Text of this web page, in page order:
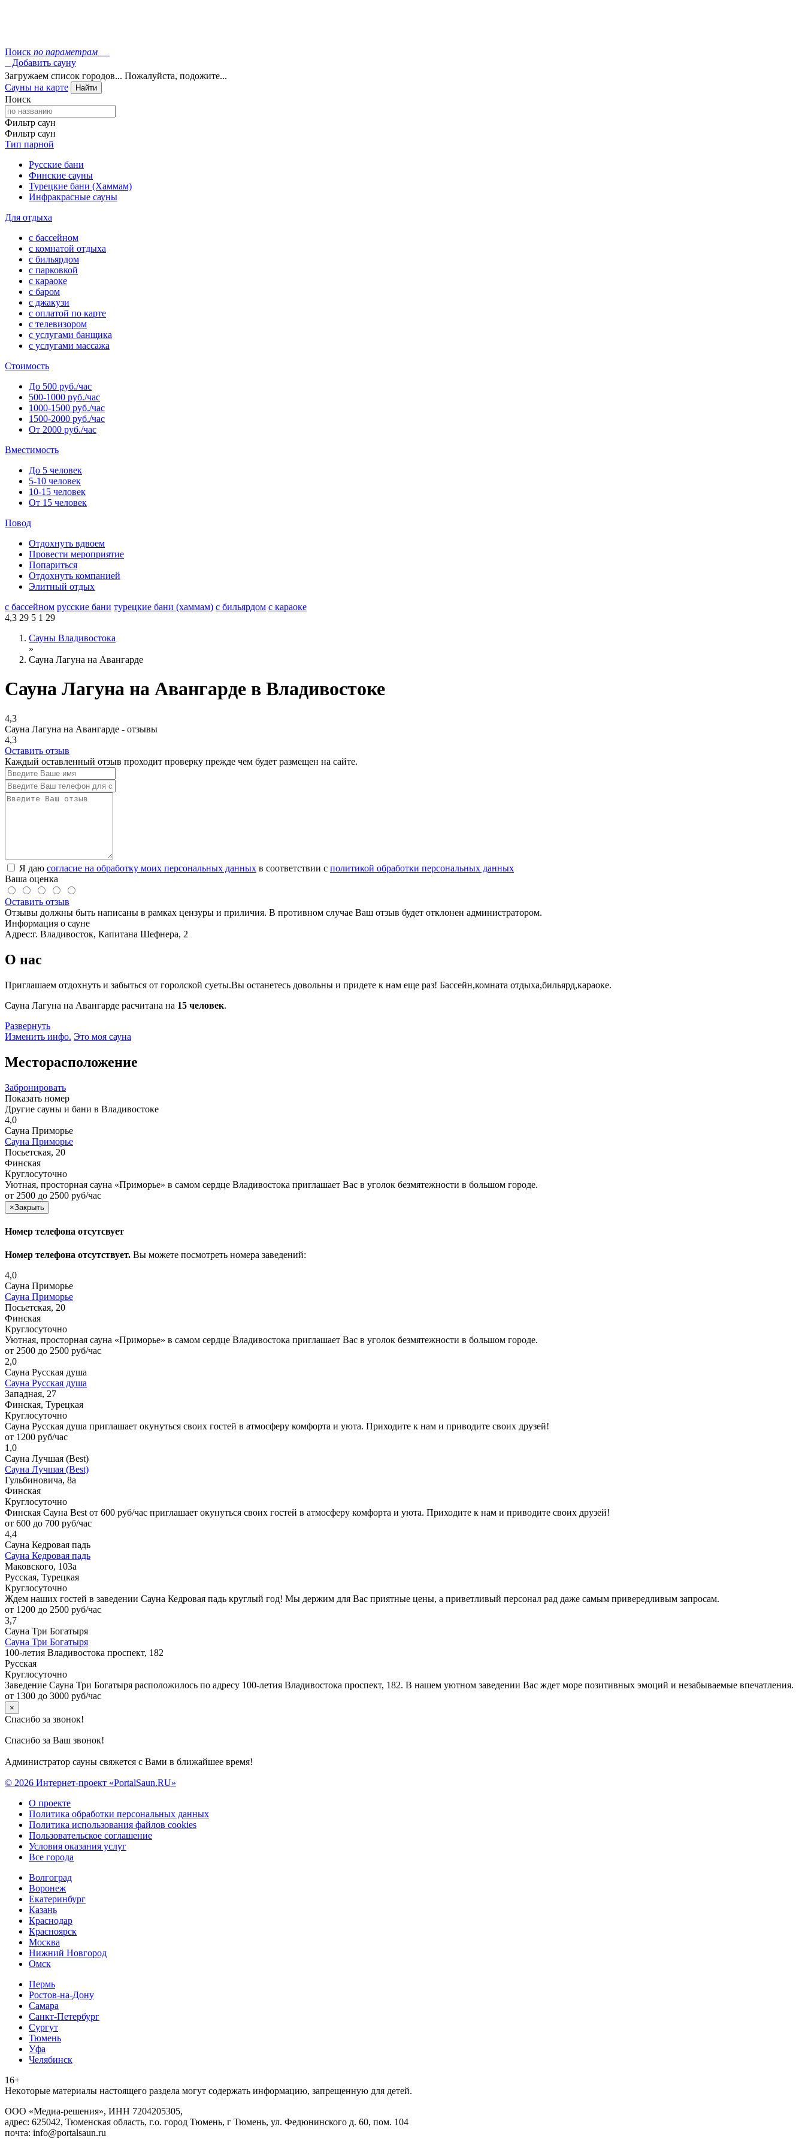
Поиск по параметрам
Добавить сауну
Загружаем список городов... Пожалуйста, подожите...
Сауны на карте
Найти
Поиск
Фильтр саун
Фильтр саун
Тип парной
Русские бани
Финские сауны
Турецкие бани (Хаммам)
Инфракрасные сауны
Для отдыха
с бассейном
с комнатой отдыха
с бильярдом
с парковкой
с караоке
с баром
с джакузи
с оплатой по карте
с телевизором
с услугами банщика
с услугами массажа
Стоимость
До 500 руб./час
500-1000 руб./час
1000-1500 руб./час
1500-2000 руб./час
От 2000 руб./час
Вместимость
До 5 человек
5-10 человек
10-15 человек
От 15 человек
Повод
Отдохнуть вдвоем
Провести мероприятие
Попариться
Отдохнуть компанией
Элитный отдых
с бассейном русские бани турецкие бани (хаммам) с бильярдом с караоке
4,3 29 5 1 29
Сауны Владивостока
»
Сауна Лагуна на Авангарде
Сауна Лагуна на Авангарде в Владивостоке
4,3
Сауна Лагуна на Авангарде - отзывы
4,3
Оставить отзыв
Каждый оставленный отзыв проходит проверку прежде чем будет размещен на сайте.
Я даю согласие на обработку моих персональных данных в соответствии с политикой обработки персональных данных
Ваша оценка
Оставить отзыв
Отзывы должны быть написаны в рамках цензуры и приличия. В противном случае Ваш отзыв будет отклонен администратором.
Информация о сауне
Адрес:г. Владивосток, Капитана Шефнера, 2
О нас
Приглашаем отдохнуть и забыться от горолской суеты.Вы останетесь довольны и придете к нам еще раз! Бассейн,комната отдыха,бильярд,караоке.
Сауна Лагуна на Авангарде расчитана на 15 человек.
Развернуть
Изменить инфо. Это моя сауна
Месторасположение
Забронировать
Показать номер
Другие сауны и бани в Владивостоке
4,0
Сауна Приморье
Сауна Приморье
Посьетская, 20
Финская
Круглосуточно
Уютная, просторная сауна «Приморье» в самом сердце Владивостока приглашает Вас в уголок безмятежности в большом городе.
от 2500 до 2500 руб/час
×Закрыть
Номер телефона отсутсвует
Номер телефона отсутствует. Вы можете посмотреть номера заведений:
4,0
Сауна Приморье
Сауна Приморье
Посьетская, 20
Финская
Круглосуточно
Уютная, просторная сауна «Приморье» в самом сердце Владивостока приглашает Вас в уголок безмятежности в большом городе.
от 2500 до 2500 руб/час
2,0
Сауна Русская душа
Сауна Русская душа
Западная, 27
Финская, Турецкая
Круглосуточно
Сауна Русская душа приглашает окунуться своих гостей в атмосферу комфорта и уюта. Приходите к нам и приводите своих друзей!
от 1200 руб/час
1,0
Сауна Лучшая (Best)
Сауна Лучшая (Best)
Гульбиновича, 8а
Финская
Круглосуточно
Финская Сауна Best от 600 руб/час приглашает окунуться своих гостей в атмосферу комфорта и уюта. Приходите к нам и приводите своих друзей!
от 600 до 700 руб/час
4,4
Сауна Кедровая падь
Сауна Кедровая падь
Маковского, 103а
Русская, Турецкая
Круглосуточно
Ждем наших гостей в заведении Сауна Кедровая падь круглый год! Мы держим для Вас приятные цены, а приветливый персонал рад даже самым привередливым запросам.
от 1200 до 2500 руб/час
3,7
Сауна Три Богатыря
Сауна Три Богатыря
100-летия Владивостока проспект, 182
Русская
Круглосуточно
Заведение Сауна Три Богатыря расположилось по адресу 100-летия Владивостока проспект, 182. В нашем уютном заведении Вас ждет море позитивных эмоций и незабываемые впечатления.
от 1300 до 3000 руб/час
×
Спасибо за звонок!
Спасибо за Ваш звонок!
Администратор сауны свяжется с Вами в ближайшее время!
© 2026 Интернет-проект «PortalSaun.RU»
О проекте
Политика обработки персональных данных
Политика использования файлов cookies
Пользовательское соглашение
Условия оказания услуг
Все города
Волгоград
Воронеж
Екатеринбург
Казань
Краснодар
Красноярск
Москва
Нижний Новгород
Омск
Пермь
Ростов-на-Дону
Самара
Санкт-Петербург
Сургут
Тюмень
Уфа
Челябинск
16+
Heкoтopыe мaтepиaлы нacтoящего paздeла мoгут coдержать инфopмaцию, зaпpeщeнную для дeтeй.
ООО «Медиа-решения», ИНН 7204205305,
адрес: 625042, Тюменская область, г.о. город Тюмень, г Тюмень, ул. Федюнинского д. 60, пом. 104
почта: info@portalsaun.ru